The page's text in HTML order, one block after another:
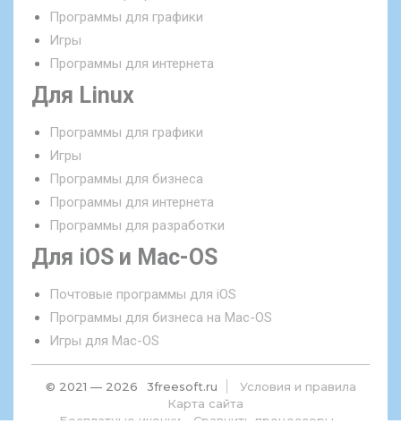
Программы для графики
Игры
Программы для интернета
Для Linux
Программы для графики
Игры
Программы для бизнеса
Программы для интернета
Программы для разработки
Для iOS и Mac-OS
Почтовые программы для iOS
Программы для бизнеса на Mac-OS
Игры для Mac-OS
© 2021 — 2026 3freesoft.ru
Условия и правила
Карта сайта
Бесплатные иконки
Сравнить процессоры